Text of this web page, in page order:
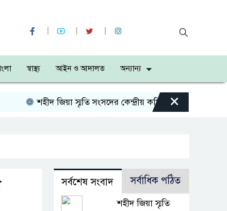
স্বাস্থ্য আইন ও আদালত অন্যান্য
শহীদ জিয়া স্মৃতি সংসদের কেন্দ্রীয় কমিটির সহ-সভাপতি
×
সর্বশেষ সংবাদ সর্বাধিক পঠিত
শহীদ জিয়া স্মৃতি